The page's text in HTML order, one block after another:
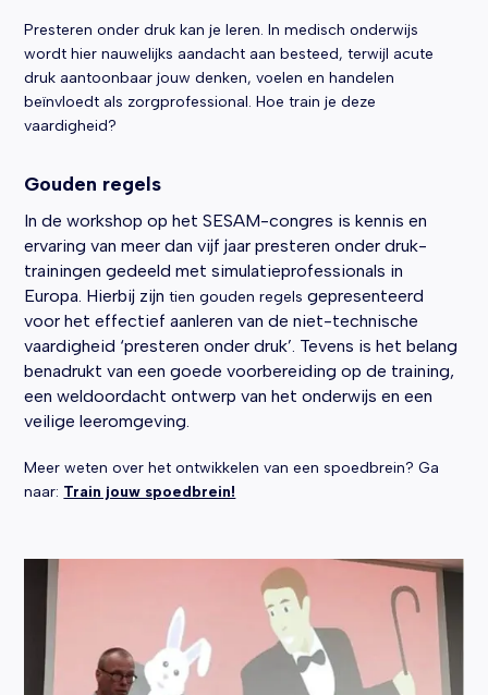
Presteren onder druk kan je leren. In medisch onderwijs
wordt hier nauwelijks aandacht aan besteed, terwijl acute
druk aantoonbaar jouw denken, voelen en handelen
beïnvloedt als zorgprofessional. Hoe train je deze
vaardigheid?
Gouden regels
In de workshop op het SESAM-congres is kennis en
ervaring van meer dan vijf jaar presteren onder druk-
trainingen gedeeld met simulatieprofessionals in
Europa. Hierbij zijntien gouden regels gepresenteerd
voor het effectief aanleren van de niet-technische
vaardigheid ‘presteren onder druk’. Tevens is het belang
benadrukt van een goede voorbereiding op de training,
een weldoordacht ontwerp van het onderwijs en een
veilige leeromgeving.
Meer weten over het ontwikkelen van een spoedbrein? Ga
naar: Train jouw spoedbrein!